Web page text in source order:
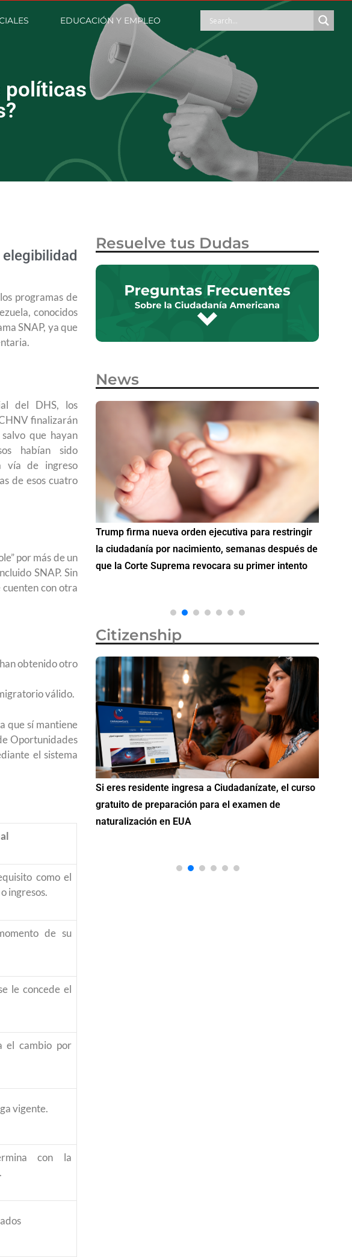
EDUCACIÓN Y EMPLEO
políticas
programas de
conocidos
SNAP, ya que
del DHS, los
finalizarán
que hayan
habían sido
vía de ingreso
de esos cuatro
por más de un
SNAP. Sin
cuenten con otra
obtenido otro
válido.
que sí mantiene
Oportunidades
el sistema
como el
ingresos.
de su
le concede el
el cambio por
vigente.
con la
Resuelve tus Dudas
News
Trump firma nueva orden ejecutiva para restringir
la ciudadanía por nacimiento, semanas después de
que la Corte Suprema revocara su primer intento
Citizenship
en EUA
Si eres residente ingresa a Ciudadanízate, el curso
gratuito de preparación para el examen de
naturalización en EUA